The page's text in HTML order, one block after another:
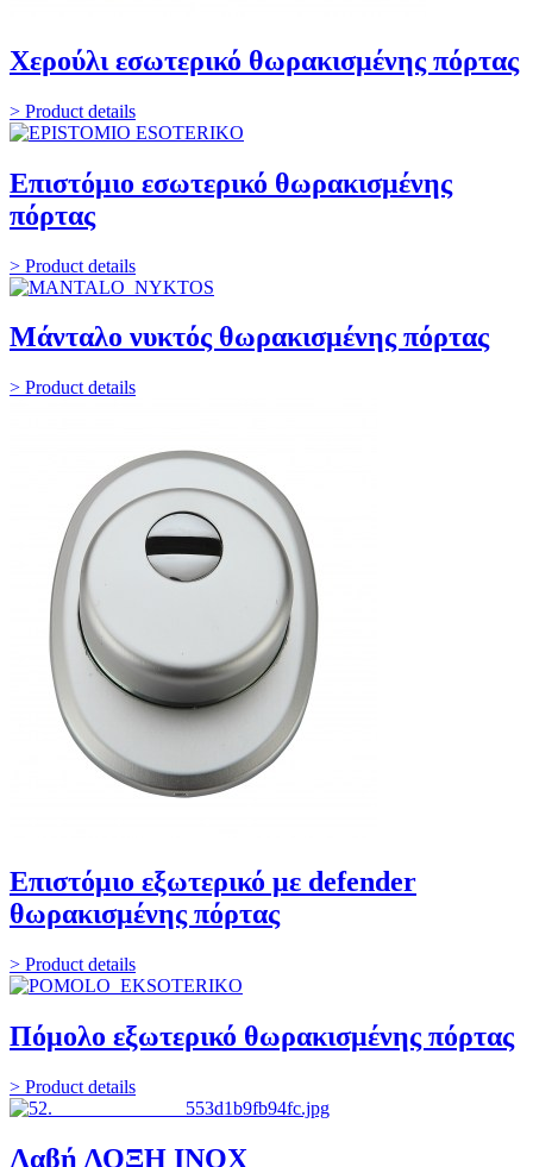
Χερούλι εσωτερικό θωρακισμένης πόρτας
> Product details
Επιστόμιο εσωτερικό θωρακισμένης
πόρτας
> Product details
Μάνταλο νυκτός θωρακισμένης πόρτας
> Product details
Επιστόμιο εξωτερικό με defender
θωρακισμένης πόρτας
> Product details
Πόμολο εξωτερικό θωρακισμένης πόρτας
> Product details
Λαβή ΛΟΞΗ INOX